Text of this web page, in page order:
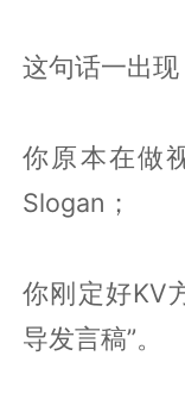
这句话一出现
你原本在做
Slogan；
你刚定好KV
导发言稿”。